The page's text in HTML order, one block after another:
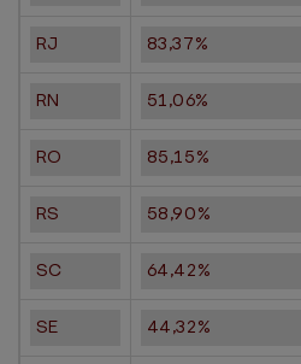
RJ 83,37%
RN 51,06%
RO 85,15%
RS 58,90%
SC 64,42%
SE 44,32%